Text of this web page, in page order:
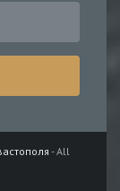
- All